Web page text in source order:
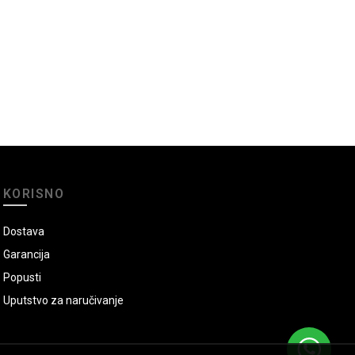
KORISNO
Dostava
Garancija
Popusti
Uputstvo za naručivanje